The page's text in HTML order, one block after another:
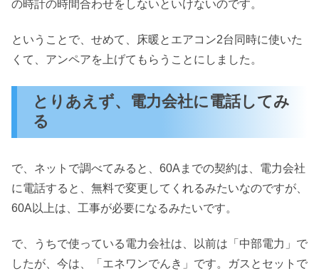
の時計の時間合わせをしないといけないのです。
ということで、せめて、床暖とエアコン2台同時に使いた
くて、アンペアを上げてもらうことにしました。
とりあえず、電力会社に電話してみ
る
で、ネットで調べてみると、60Aまでの契約は、電力会社
に電話すると、無料で変更してくれるみたいなのですが、
60A以上は、工事が必要になるみたいです。
で、うちで使っている電力会社は、以前は「中部電力」で
したが、今は、「エネワンでんき」です。ガスとセットで